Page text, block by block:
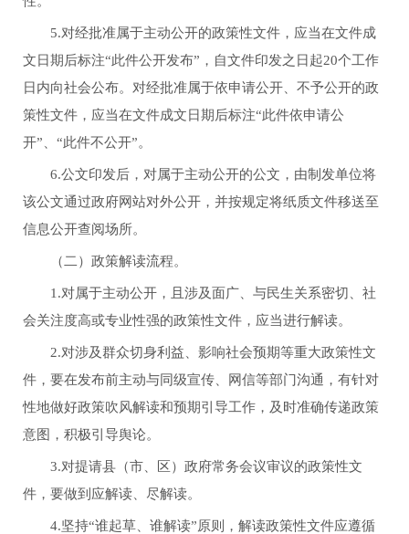
5.对经批准属于主动公开的政策性文件，应当在文件成
文日期后标注“此件公开发布”，自文件印发之日起20个工作
日内向社会公布。对经批准属于依申请公开、不予公开的政
策性文件，应当在文件成文日期后标注“此件依申请公
开”、“此件不公开”。
6.公文印发后，对属于主动公开的公文，由制发单位将
该公文通过政府网站对外公开，并按规定将纸质文件移送至
信息公开查阅场所。
（二）政策解读流程。
1.对属于主动公开，且涉及面广、与民生关系密切、社
会关注度高或专业性强的政策性文件，应当进行解读。
2.对涉及群众切身利益、影响社会预期等重大政策性文
件，要在发布前主动与同级宣传、网信等部门沟通，有针对
性地做好政策吹风解读和预期引导工作，及时准确传递政策
意图，积极引导舆论。
3.对提请县（市、区）政府常务会议审议的政策性文
件，要做到应解读、尽解读。
4.坚持“谁起草、谁解读”原则，解读政策性文件应遵循